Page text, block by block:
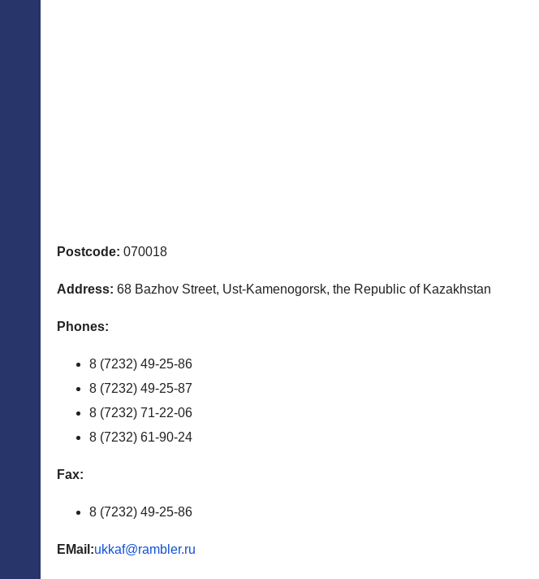
Postcode: 070018
Address: 68 Bazhov Street, Ust-Kamenogorsk, the Republic of Kazakhstan
Phones:
8 (7232) 49-25-86
8 (7232) 49-25-87
8 (7232) 71-22-06
8 (7232) 61-90-24
Fax:
8 (7232) 49-25-86
EMail:ukkaf@rambler.ru